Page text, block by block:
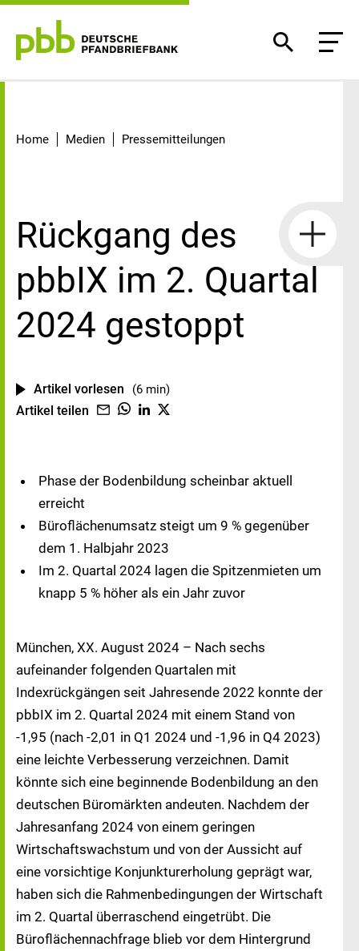
Home Medien Pressemitteilungen
Rückgang des
pbbIX im 2. Quartal
2024 gestoppt
Artikel vorlesen (6 min)
Artikel teilen
Phase der Bodenbildung scheinbar aktuell
erreicht
Büroflächenumsatz steigt um 9 % gegenüber
dem 1. Halbjahr 2023
Im 2. Quartal 2024 lagen die Spitzenmieten um
knapp 5 % höher als ein Jahr zuvor
München, XX. August 2024 – Nach sechs
aufeinander folgenden Quartalen mit
Indexrückgängen seit Jahresende 2022 konnte der
pbbIX im 2. Quartal 2024 mit einem Stand von
-1,95 (nach -2,01 in Q1 2024 und -1,96 in Q4 2023)
eine leichte Verbesserung verzeichnen. Damit
könnte sich eine beginnende Bodenbildung an den
deutschen Büromärkten andeuten. Nachdem der
Jahresanfang 2024 von einem geringen
Wirtschaftswachstum und von der Aussicht auf
eine vorsichtige Konjunkturerholung geprägt war,
haben sich die Rahmenbedingungen der Wirtschaft
im 2. Quartal überraschend eingetrübt. Die
Büroflächennachfrage blieb vor dem Hintergrund